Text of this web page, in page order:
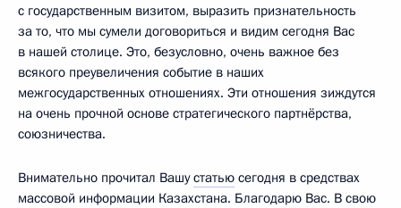
с государственным визитом, выразить признательность
за то, что мы сумели договориться и видим сегодня Вас
в нашей столице. Это, безусловно, очень важное без
всякого преувеличения событие в наших
межгосударственных отношениях. Эти отношения зиждутся
на очень прочной основе стратегического партнёрства,
союзничества.
Внимательно прочитал Вашустатью сегодня в средствах
массовой информации Казахстана. Благодарю Вас. В свою